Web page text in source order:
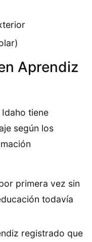
Aprendiz
tiene
según los
primera vez sin
todavía
registrado que